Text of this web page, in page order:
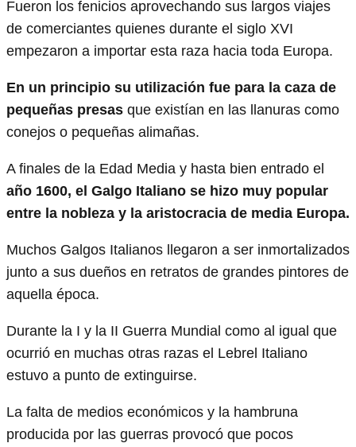
Fueron los fenicios aprovechando sus largos viajes
de comerciantes quienes durante el siglo XVI
empezaron a importar esta raza hacia toda Europa.
En un principio su utilización fue para la caza de
pequeñas presas que existían en las llanuras como
conejos o pequeñas alimañas.
A finales de la Edad Media y hasta bien entrado el
año 1600, el Galgo Italiano se hizo muy popular
entre la nobleza y la aristocracia de media Europa.
Muchos Galgos Italianos llegaron a ser inmortalizados
junto a sus dueños en retratos de grandes pintores de
aquella época.
Durante la I y la II Guerra Mundial como al igual que
ocurrió en muchas otras razas el Lebrel Italiano
estuvo a punto de extinguirse.
La falta de medios económicos y la hambruna
producida por las guerras provocó que pocos